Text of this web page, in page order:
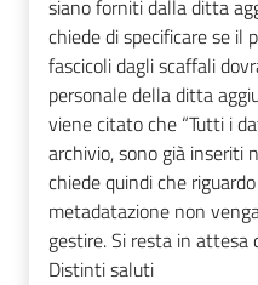
siano forniti dalla ditta
chiede di specificare se il
fascicoli dagli scaffali
personale della ditta
viene citato che “Tutti i
archivio, sono già inseriti
chiede quindi che
metadatazione non
gestire. Si resta in attesa
Distinti saluti